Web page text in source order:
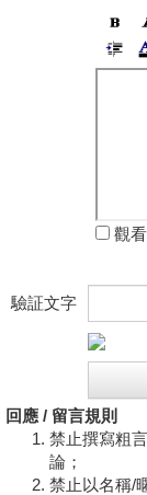
觀
驗証文字
回應 / 留言規則
禁止撰寫粗
論；
禁止以名稱/